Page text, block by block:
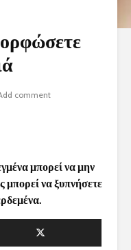
comment
μπορεί να μην
μπορεί να ξυπνήσετε